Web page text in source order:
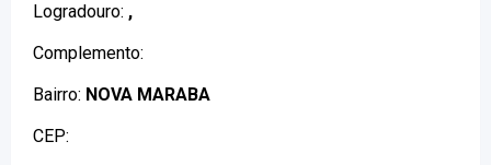
Logradouro: ,
Complemento:
Bairro: NOVA MARABA
CEP: